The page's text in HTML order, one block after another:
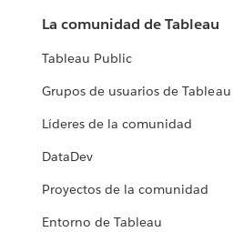
La comunidad de Tableau
Tableau Public
Grupos de usuarios de Tableau
Líderes de la comunidad
DataDev
Proyectos de la comunidad
Entorno de Tableau